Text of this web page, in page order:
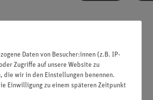
Daten von Besucher:innen (z.B. IP-
Zugriffe auf unsere Website zu
wir in den Einstellungen benennen.
Einwilligung zu einem späteren Zeitpunkt